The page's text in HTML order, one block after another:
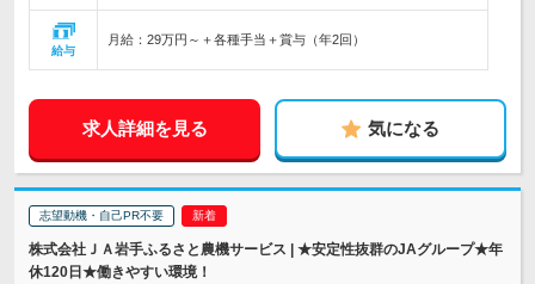
給与
月給：29万円～＋各種手当＋賞与（年2回）
求人詳細を見る 気になる
志望動機・自己PR不要
株式会社ＪＡ岩手ふるさと農機サービス | ★安定性抜群のJAグループ★年
休120日★働きやすい環境！